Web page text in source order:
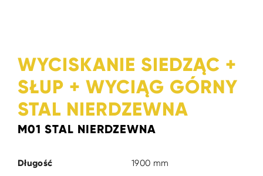
WYCISKANIE SIEDZĄC +
SŁUP + WYCIĄG GÓRNY
STAL NIERDZEWNA
M01 STAL NIERDZEWNA
Długość
1900 mm